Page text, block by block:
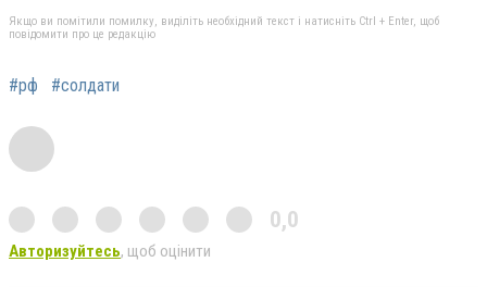
Якщо ви помітили помилку, виділіть необхідний текст і натисніть Ctrl + Enter, щоб
повідомити про це редакцію
#рф #солдати
0,0
Авторизуйтесь, щоб оцінити